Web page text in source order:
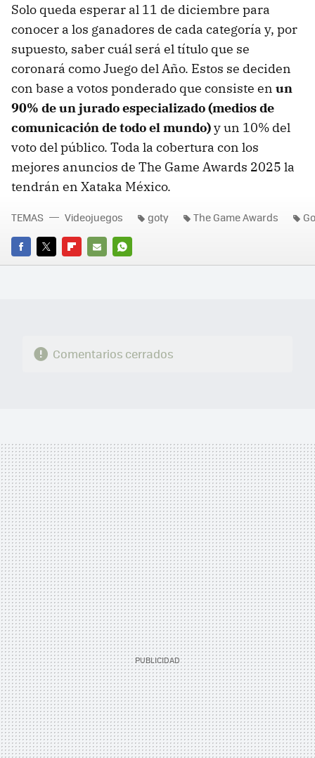
Solo queda esperar al 11 de diciembre para
conocer a los ganadores de cada categoría y, por
supuesto, saber cuál será el título que se
coronará como Juego del Año. Estos se deciden
con base a votos ponderado que consiste en un
90% de un jurado especializado (medios de
comunicación de todo el mundo)y un 10% del
voto del público. Toda la cobertura con los
mejores anuncios de The Game Awards 2025 la
tendrán en Xataka México.
FACEBOOK
TWITTERFLIPBOARD
E-
WHATSAPP
TEMAS Videojuegos goty The Game Awards
Comentarios cerrados